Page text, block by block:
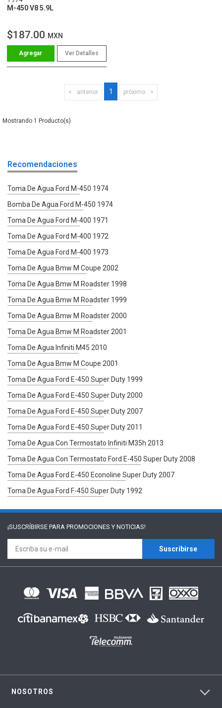
M-450 V8 5.9L
$187.00 MXN
Ver Detalles
anterior 1 próximo
1
Recomendaciones
Toma De Agua Ford M-450 1974
Bomba De Agua Ford M-450 1974
Toma De Agua Ford M-400 1971
Toma De Agua Ford M-400 1972
Toma De Agua Ford M-400 1973
Toma De Agua Bmw M Coupe 2002
Toma De Agua Bmw M Roadster 1998
Toma De Agua Bmw M Roadster 1999
Toma De Agua Bmw M Roadster 2000
Toma De Agua Bmw M Roadster 2001
Toma De Agua Infiniti M45 2010
Toma De Agua Bmw M Coupe 2001
Toma De Agua Ford E-450 Super Duty 1999
Toma De Agua Ford E-450 Super Duty 2000
Toma De Agua Ford E-450 Super Duty 2007
Toma De Agua Ford E-450 Super Duty 2011
Toma De Agua Con Termostato Infiniti M35h 2013
Toma De Agua Con Termostato Ford E-450 Super Duty 2008
Toma De Agua Ford E-450 Econoline Super Duty 2007
Toma De Agua Ford F-450 Super Duty 1992
¡SUSCRÍBIRSE PARA PROMOCIONES Y NOTICIAS!
Suscríbirse
NOSOTROS